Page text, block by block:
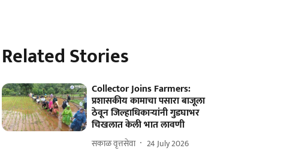
Related Stories
Collector Joins Farmers:
प्रशासकीय कामाचा पसारा बाजूला
ठेवून जिल्हाधिकाऱ्यांनी गुडघाभर
चिखलात केली भात लावणी
सकाळ वृत्तसेवा 24 July 2026